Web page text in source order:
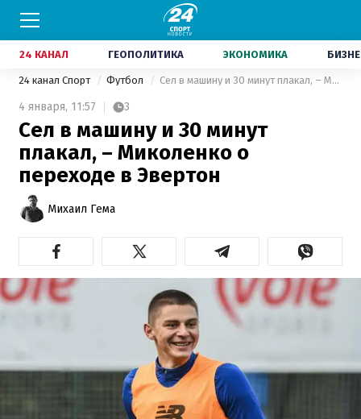
24 КАНАЛ ГЕОПОЛИТИКА ЭКОНОМИКА
24 канал Спорт Футбол Сел в машину и 30 минут плакал, – Миколенко о переходе в Эвертон
4 января, 11:57 3
Сел в машину и 30 минут
плакал, – Миколенко о
переходе в Эвертон
Михаил Гема